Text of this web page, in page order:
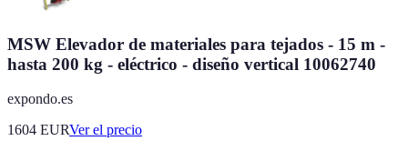
MSW Elevador de materiales para tejados - 15 m -
hasta 200 kg - eléctrico - diseño vertical 10062740
expondo.es
1604 EURVer el precio